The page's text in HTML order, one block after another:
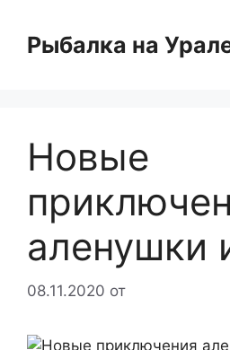
содержимому
Рыбалка на
Новые
аленушки
08.11.2020 от